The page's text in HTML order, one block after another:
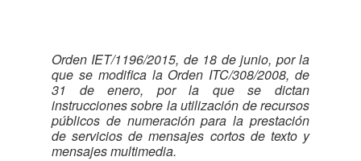
Orden IET/1196/2015, de 18 de junio, por la
que se modifica la Orden ITC/308/2008, de
31 de enero, por la que se dictan
instrucciones sobre la utilización de recursos
públicos de numeración para la prestación
de servicios de mensajes cortos de texto y
mensajes multimedia.